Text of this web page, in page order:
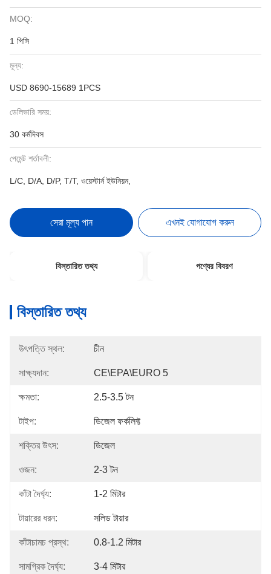
MOQ:
1 পিসি
মূল্য:
USD 8690-15689 1PCS
ডেলিভারি সময়:
30 কর্মদিবস
পেমেন্ট শর্তাবলী:
L/C, D/A, D/P, T/T, ওয়েস্টার্ন ইউনিয়ন,
সেরা মূল্য পান এখনই যোগাযোগ করুন
বিস্তারিত তথ্য পণ্যের বিবরণ
বিস্তারিত তথ্য
উৎপত্তি স্থল: চীন
সাক্ষ্যদান: CE\EPA\EURO 5
ক্ষমতা: 2.5-3.5 টন
টাইপ: ডিজেল ফর্কলিফ্ট
শক্তির উৎস: ডিজেল
ওজন: 2-3 টন
কাঁটা দৈর্ঘ্য: 1-2 মিটার
টায়ারের ধরন: সলিড টায়ার
কাঁটাচামচ প্রস্থ: 0.8-1.2 মিটার
সামগ্রিক দৈর্ঘ্য: 3-4 মিটার